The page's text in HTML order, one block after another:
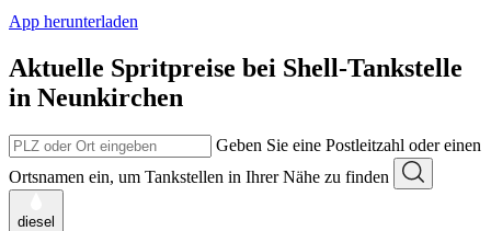
App herunterladen
Aktuelle Spritpreise bei Shell-Tankstelle
in Neunkirchen
Geben Sie eine Postleitzahl oder einen
Ortsnamen ein, um Tankstellen in Ihrer Nähe zu finden
diesel